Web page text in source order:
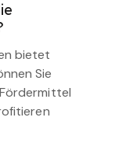
bietet
Sie